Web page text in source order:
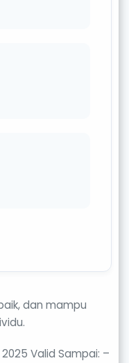
dan mampu
Valid Sampai: –